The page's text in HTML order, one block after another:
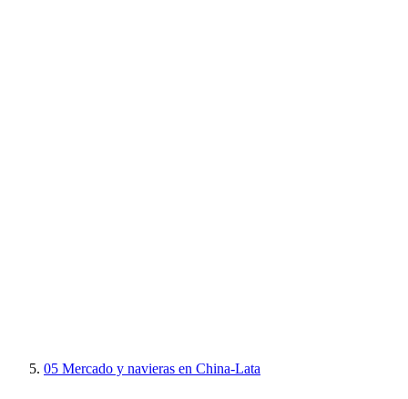
05 Mercado y navieras en China-Lata